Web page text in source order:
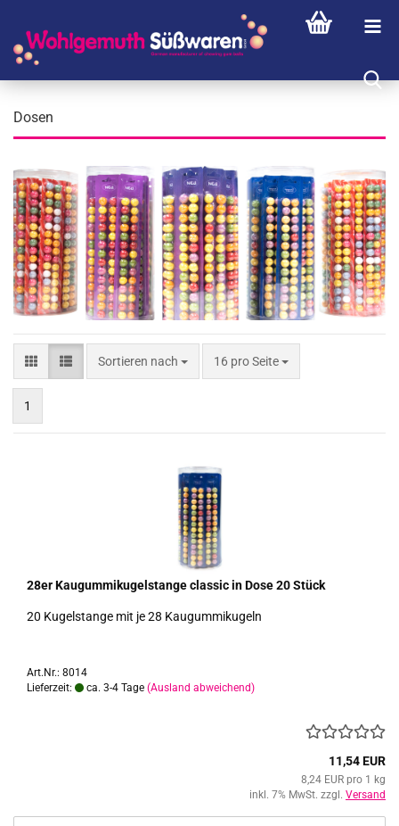
Dosen
Sortieren nach
Sortieren nach 16 pro Seite
pro Seite
1
28er Kau­gum­mi­ku­gel­stan­ge clas­sic in Dose 20 Stück
20 Ku­gel­stan­ge mit je 28 Kau­gum­mi­ku­geln
Art.Nr.: 8014
Lieferzeit:
ca. 3-4 Tage (Ausland abweichend)
11,54 EUR
8,24 EUR pro 1 kg
inkl. 7% MwSt. zzgl. Versand